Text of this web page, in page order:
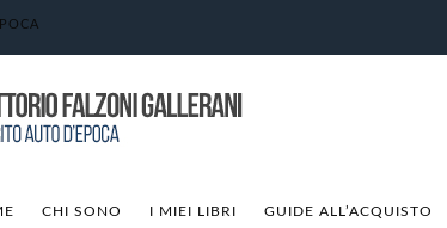
CHI SONO I MIEI LIBRI GUIDE ALL’ACQUISTO